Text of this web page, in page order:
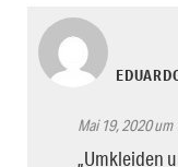
Mai 19, 2020 um
„Umkleiden